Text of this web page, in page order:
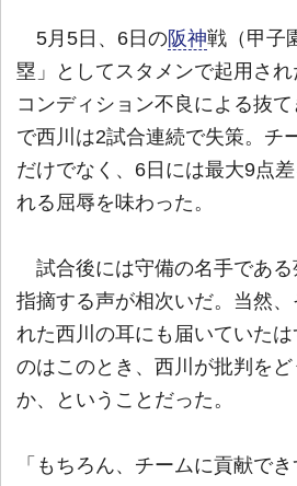
5月5日、6日の阪神戦（甲子
塁」としてスタメンで起用さ
コンディション不良による抜
で西川は2試合連続で失策。チ
だけでなく、6日には最大9点
れる屈辱を味わった。
試合後には守備の名手である
指摘する声が相次いだ。当然
れた西川の耳にも届いていた
のはこのとき、西川が批判を
か、ということだった。
「もちろん、チームに貢献で